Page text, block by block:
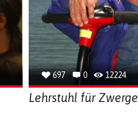
697 0 12224
Lehrstuhl für Zwerge